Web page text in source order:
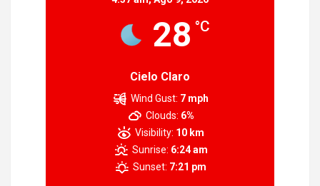
28 °C
Cielo Claro
Wind Gust: 7 mph
Clouds: 6%
Visibility: 10 km
Sunrise: 6:24 am
Sunset: 7:21 pm